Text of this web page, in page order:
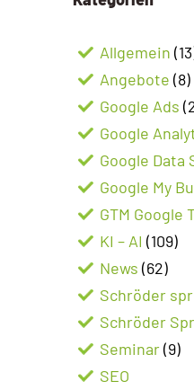
Allgemein
Angebote (8)
Google Ads
Google
Google Data
Google My
GTM Google
KI – AI (109)
News (62)
Schröder
Schröder
Seminar(9)
SEO